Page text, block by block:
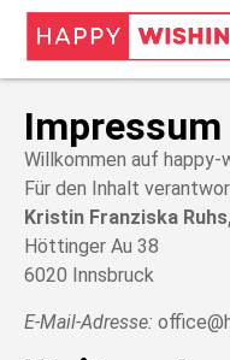
Impressum
Willkommen auf happy-
Für den Inhalt
Kristin Franziska
Höttinger Au 38
6020 Innsbruck
E-Mail-Adresse: